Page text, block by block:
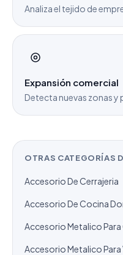
Analiza el tejido de
Expansión comercial
Detecta nuevas zonas
OTRAS CATEGORÍAS
Accesorio De Cerrajeria
Accesorio De Cocina
Accesorio Metalico Para
Accesorio Metalico